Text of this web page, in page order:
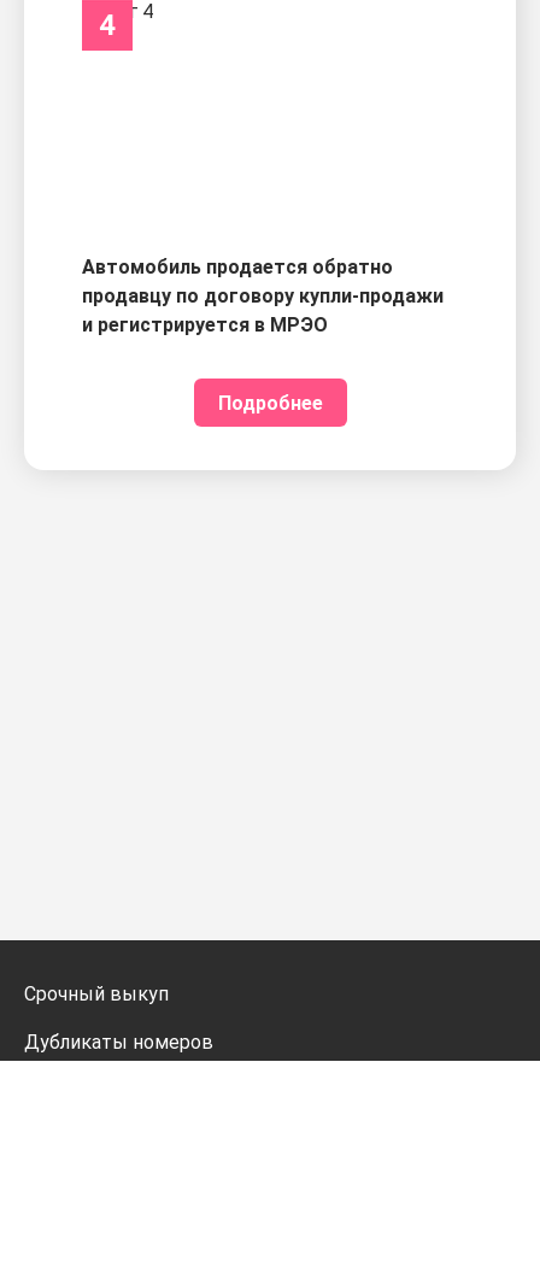
4
Автомобиль продается обратно
продавцу по договору купли-продажи
и регистрируется в МРЭО
Подробнее
Срочный выкуп
Дубликаты номеров